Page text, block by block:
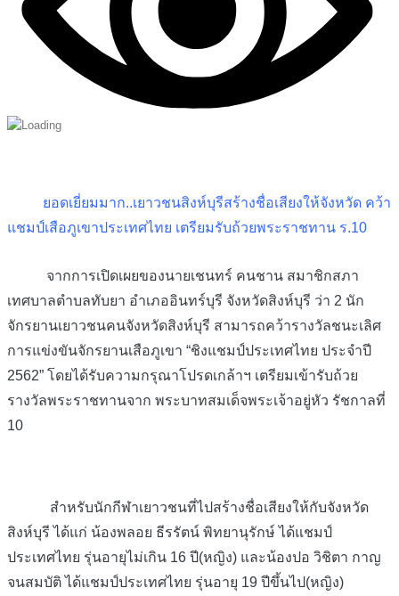
ยอดเยี่ยมมาก..เยาวชนสิงห์บุรีสร้างชื่อเสียงให้จังหวัด คว้า
แชมป์เสือภูเขาประเทศไทย เตรียมรับถ้วยพระราชทาน ร.10
จากการเปิดเผยของนายเชนทร์ คนชาน สมาชิกสภา
เทศบาลตำบลทับยา อำเภออินทร์บุรี จังหวัดสิงห์บุรี ว่า 2 นัก
จักรยานเยาวชนคนจังหวัดสิงห์บุรี สามารถคว้ารางวัลชนะเลิศ
การแข่งขันจักรยานเสือภูเขา “ชิงแชมป์ประเทศไทย ประจำปี
2562” โดยได้รับความกรุณาโปรดเกล้าฯ เตรียมเข้ารับถ้วย
รางวัลพระราชทานจาก พระบาทสมเด็จพระเจ้าอยู่หัว รัชกาลที่
10
สำหรับนักกีฬาเยาวชนที่ไปสร้างชื่อเสียงให้กับจังหวัด
สิงห์บุรี ได้แก่ น้องพลอย ธีรรัตน์ พิทยานุรักษ์ ได้แชมป์
ประเทศไทย รุ่นอายุไม่เกิน 16 ปี(หญิง) และน้องปอ วิชิตา กาญ
จนสมบัติ ได้แชมป์ประเทศไทย รุ่นอายุ 19 ปีขึ้นไป(หญิง)